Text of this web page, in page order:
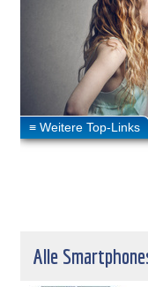
Alle